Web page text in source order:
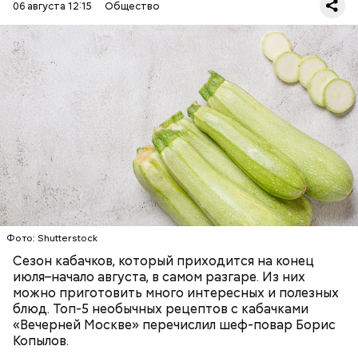
06 августа 12:15
Общество
Фото: Shutterstock
Сезон кабачков, который приходится на конец
июля–начало августа, в самом разгаре. Из них
можно приготовить много интересных и полезных
блюд. Топ-5 необычных рецептов с кабачками
«Вечерней Москве» перечислил шеф-повар Борис
Копылов.
Ингредиенты:
ЕДА ОВОЩИ РЕЦЕПТЫ
Вред дыни
Фото: Shutterstock
— Наиболее распространенные борщ, щи, котлеты,
салаты, лаваш с творогом и сыром, пироги, омлет,
запеканка. Щавеля там везде используется
немного, поэтому никакого вреда от него не будет.
Чем разнообразнее рацион питания человека, тем
лучше. Потому что это исключает вероятность
возникновения дефицитов микроэлементов, —
заверил специалист.